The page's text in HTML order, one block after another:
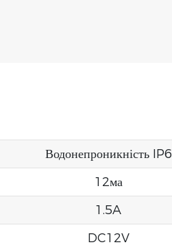
Водонепроникність IP6
12ма
1.5A
DC12V